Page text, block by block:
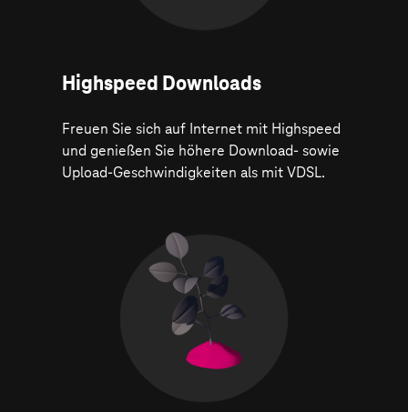
Highspeed Downloads
Freuen Sie sich auf Internet mit Highspeed
und genießen Sie höhere Download- sowie
Upload-Geschwindigkeiten als mit VDSL.